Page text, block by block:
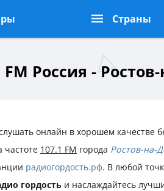
Страны
Россия -
онлайн в хорошем качестве
частоте 107.1 FM города Ростов-на-
радиогордость.рф. В любой
гордость и наслаждайтесь